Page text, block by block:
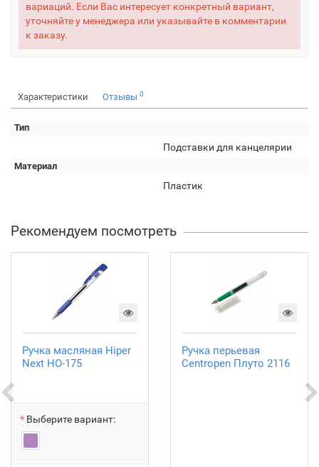
вариаций. Если Вас интересует конкретный вариант,
уточняйте у менеджера или указывайте в комментарии
к заказу.
Характеристики Отзывы 0
Тип
Подставки для канцелярии
Материал
Пластик
Рекомендуем посмотреть
Ручка масляная Hiper
Next HO-175
Выберите вариант:
Ручка перьевая
Centropen Плуто 2116